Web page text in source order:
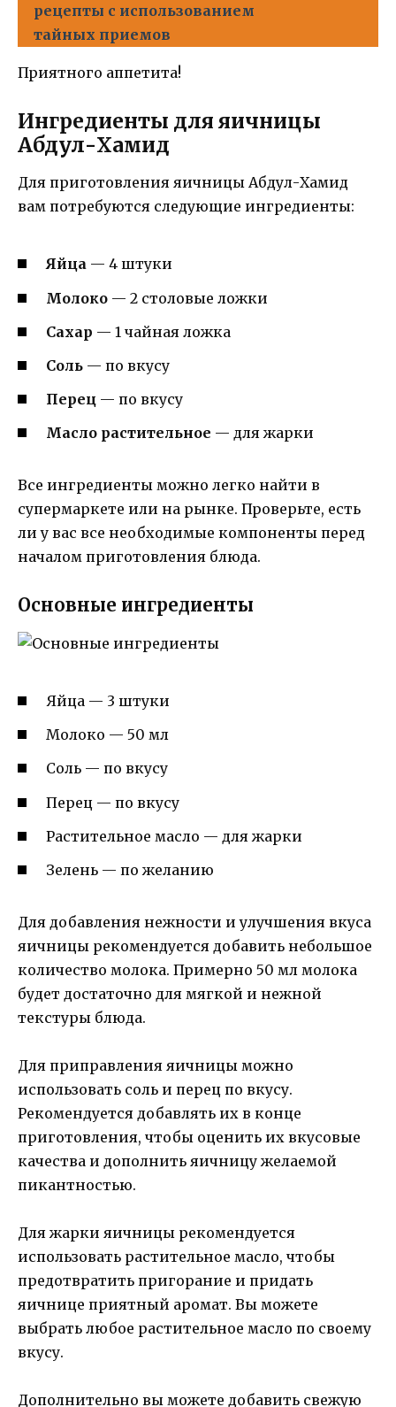
рецепты с использованием
тайных приемов
Приятного аппетита!
Ингредиенты для яичницы
Абдул-Хамид
Для приготовления яичницы Абдул-Хамид
вам потребуются следующие ингредиенты:
Яйца — 4 штуки
Молоко — 2 столовые ложки
Сахар — 1 чайная ложка
Соль — по вкусу
Перец — по вкусу
Масло растительное — для жарки
Все ингредиенты можно легко найти в
супермаркете или на рынке. Проверьте, есть
ли у вас все необходимые компоненты перед
началом приготовления блюда.
Основные ингредиенты
Яйца — 3 штуки
Молоко — 50 мл
Соль — по вкусу
Перец — по вкусу
Растительное масло — для жарки
Зелень — по желанию
Для добавления нежности и улучшения вкуса
яичницы рекомендуется добавить небольшое
количество молока. Примерно 50 мл молока
будет достаточно для мягкой и нежной
текстуры блюда.
Для приправления яичницы можно
использовать соль и перец по вкусу.
Рекомендуется добавлять их в конце
приготовления, чтобы оценить их вкусовые
качества и дополнить яичницу желаемой
пикантностью.
Для жарки яичницы рекомендуется
использовать растительное масло, чтобы
предотвратить пригорание и придать
яичнице приятный аромат. Вы можете
выбрать любое растительное масло по своему
вкусу.
Дополнительно вы можете добавить свежую